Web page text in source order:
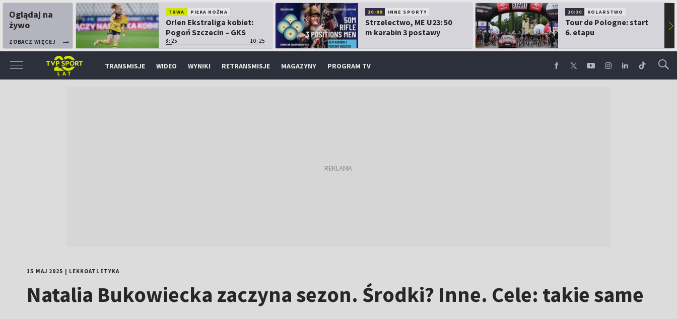
Oglądaj na
żywo
ZOBACZ WIĘCEJ
TRWA PIŁKA NOŻNA
Orlen Ekstraliga kobiet:
Pogoń Szczecin – GKS
Górnik Łęczna
8:25 10:25
10:00 INNE SPORTY
Strzelectwo, ME U23: 50
m karabin 3 postawy
10:30 KOLARSTWO
Tour de Pologne: start
6. etapu
▶
TRANSMISJE WIDEO WYNIKI RETRANSMISJE MAGAZYNY PROGRAM TV
15 MAJ 2025 LEKKOATLETYKA
Natalia Bukowiecka zaczyna sezon. Środki? Inne. Cele: takie same